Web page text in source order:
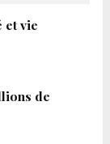
et vie
de